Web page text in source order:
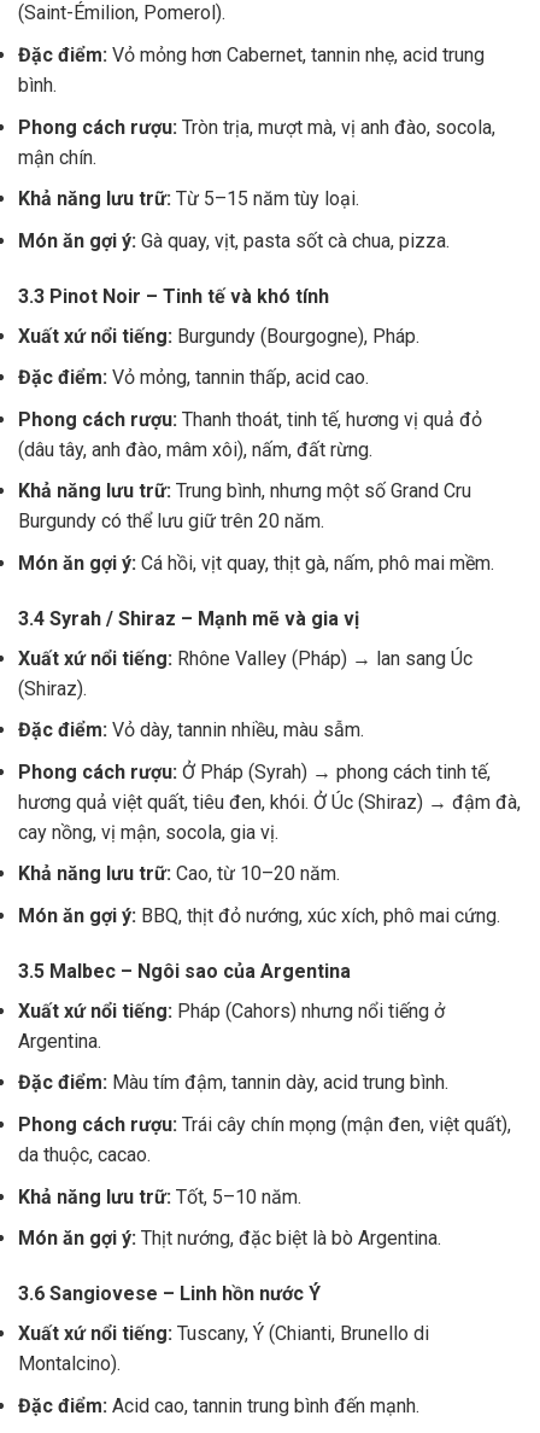
(Saint-Émilion, Pomerol).
Đặc điểm: Vỏ mỏng hơn Cabernet, tannin nhẹ, acid trung
bình.
Phong cách rượu: Tròn trịa, mượt mà, vị anh đào, socola,
mận chín.
Khả năng lưu trữ: Từ 5–15 năm tùy loại.
Món ăn gợi ý: Gà quay, vịt, pasta sốt cà chua, pizza.
3.3 Pinot Noir – Tinh tế và khó tính
Xuất xứ nổi tiếng: Burgundy (Bourgogne), Pháp.
Đặc điểm: Vỏ mỏng, tannin thấp, acid cao.
Phong cách rượu: Thanh thoát, tinh tế, hương vị quả đỏ
(dâu tây, anh đào, mâm xôi), nấm, đất rừng.
Khả năng lưu trữ: Trung bình, nhưng một số Grand Cru
Burgundy có thể lưu giữ trên 20 năm.
Món ăn gợi ý: Cá hồi, vịt quay, thịt gà, nấm, phô mai mềm.
3.4 Syrah / Shiraz – Mạnh mẽ và gia vị
Xuất xứ nổi tiếng: Rhône Valley (Pháp) → lan sang Úc
(Shiraz).
Đặc điểm: Vỏ dày, tannin nhiều, màu sẫm.
Phong cách rượu: Ở Pháp (Syrah) → phong cách tinh tế,
hương quả việt quất, tiêu đen, khói. Ở Úc (Shiraz) → đậm đà,
cay nồng, vị mận, socola, gia vị.
Khả năng lưu trữ: Cao, từ 10–20 năm.
Món ăn gợi ý: BBQ, thịt đỏ nướng, xúc xích, phô mai cứng.
3.5 Malbec – Ngôi sao của Argentina
Xuất xứ nổi tiếng: Pháp (Cahors) nhưng nổi tiếng ở
Argentina.
Đặc điểm: Màu tím đậm, tannin dày, acid trung bình.
Phong cách rượu: Trái cây chín mọng (mận đen, việt quất),
da thuộc, cacao.
Khả năng lưu trữ: Tốt, 5–10 năm.
Món ăn gợi ý: Thịt nướng, đặc biệt là bò Argentina.
3.6 Sangiovese – Linh hồn nước Ý
Xuất xứ nổi tiếng: Tuscany, Ý (Chianti, Brunello di
Montalcino).
Đặc điểm: Acid cao, tannin trung bình đến mạnh.